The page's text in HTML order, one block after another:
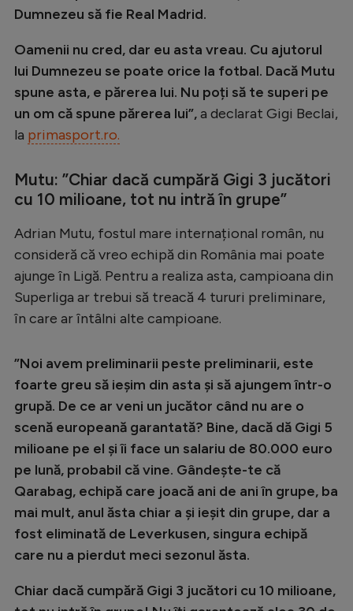
Rugby
Ciclism
Alte sporturi
JO 2024
JO 2026
Intră în cont
Creează cont
Dumnezeu să fie Real Madrid.
Oamenii nu cred, dar eu asta vreau. Cu ajutorul
lui Dumnezeu se poate orice la fotbal. Dacă Mutu
spune asta, e părerea lui. Nu poți să te superi pe
un om că spune părerea lui”,a declarat Gigi Beclai,
la primasport.ro.
Mutu: ”Chiar dacă cumpără Gigi 3 jucători
cu 10 milioane, tot nu intră în grupe”
Adrian Mutu, fostul mare internațional român, nu
consideră că vreo echipă din România mai poate
ajunge în Ligă. Pentru a realiza asta, campioana din
Superliga ar trebui să treacă 4 tururi preliminare,
în care ar întâlni alte campioane.
”Noi avem preliminarii peste preliminarii, este
foarte greu să ieșim din asta și să ajungem într-o
grupă. De ce ar veni un jucător când nu are o
scenă europeană garantată? Bine, dacă dă Gigi 5
milioane pe el și îi face un salariu de 80.000 euro
pe lună, probabil că vine. Gândește-te că
Qarabag, echipă care joacă ani de ani în grupe, ba
mai mult, anul ăsta chiar a și ieșit din grupe, dar a
fost eliminată de Leverkusen, singura echipă
care nu a pierdut meci sezonul ăsta.
Chiar dacă cumpără Gigi 3 jucători cu 10 milioane,